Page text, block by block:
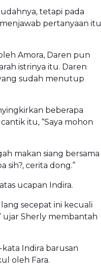
tetapi pada
pertanyaan itu
Amora, Daren pun
istrinya itu. Daren
sudah menutup
beberapa
itu, “Saya mohon
makan siang bersama
sih?, cerita dong.”
ucapan Indira.
secepat ini kecuali
ujar Sherly membantah
kata Indira barusan
oleh Fara.